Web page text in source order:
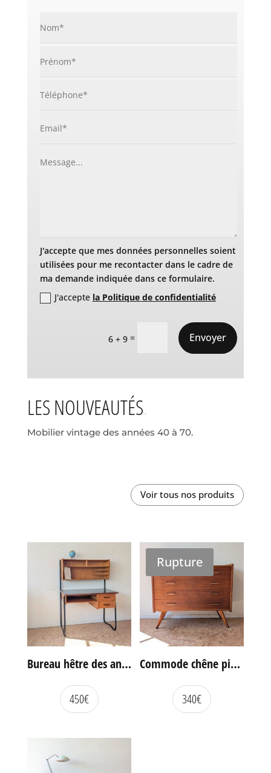
J'accepte que mes données personnelles soient
utilisées pour me recontacter dans le cadre de
ma demande indiquée dans ce formulaire.
J'accepte la Politique de confidentialité
6 + 9 = Envoyer
LES NOUVEAUTÉS
Mobilier vintage des années 40 à 70.
Voir tous nos produits
Bureau hêtre des années 60
450€
Rupture
Commode chêne pieds compas vintage
340€